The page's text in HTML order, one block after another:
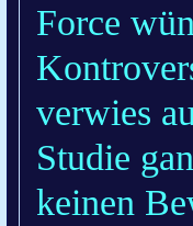
Force
verwies
Studie
keinen